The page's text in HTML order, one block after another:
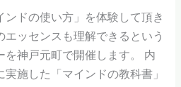
ンドの使い方」を体験して頂き
ッセンスも理解できるという
を神戸元町で開催します。 内
施した「マインドの教科書」